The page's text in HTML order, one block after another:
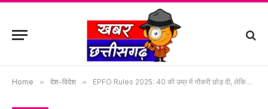
Home » देश-विदेश » EPFO Rules 2025: 40 की उम्र में नौकरी छोड़ दी, लेकिन PF का पैसा नहीं निकाला? जानें पूरा नियम